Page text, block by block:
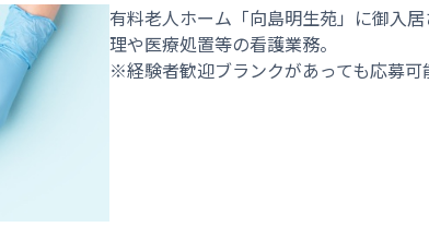
有料老人ホーム「向島明生苑」に御入
理や医療処置等の看護業務。